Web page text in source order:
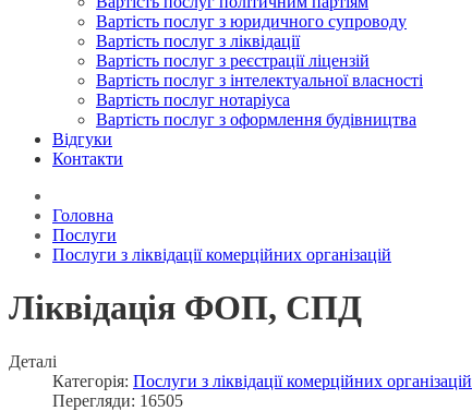
Вартість послуг з юридичного супроводу
Вартість послуг з ліквідації
Вартість послуг з реєстрації ліцензій
Вартість послуг з інтелектуальної власності
Вартість послуг нотаріуса
Вартість послуг з оформлення будівництва
Відгуки
Контакти
Головна
Послуги
Послуги з ліквідації комерційних організацій
Ліквідація ФОП, СПД
Деталі
Категорія: Послуги з ліквідації комерційних організацій
Перегляди: 16505